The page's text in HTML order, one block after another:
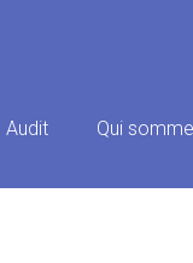
Audit Qui